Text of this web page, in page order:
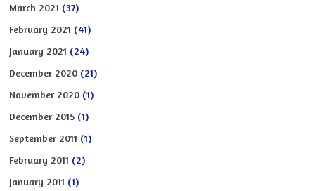
March 2021 (37)
February 2021 (41)
January 2021 (24)
December 2020 (21)
November 2020 (1)
December 2015 (1)
September 2011 (1)
February 2011 (2)
January 2011 (1)